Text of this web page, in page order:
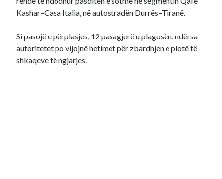
Kashar–Casa Italia, në autostradën Durrës–Tiranë.
Si pasojë e përplasjes, 12 pasagjerë u plagosën, ndërsa
autoritetet po vijojnë hetimet për zbardhjen e plotë të
shkaqeve të ngjarjes.